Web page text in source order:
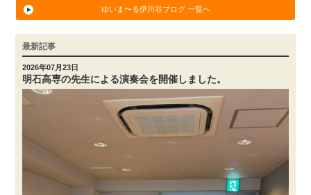
ゆいま〜る伊川谷ブログ 一覧へ
最新記事
2026年07月23日
明石高専の先生による演奏会を開催しました。